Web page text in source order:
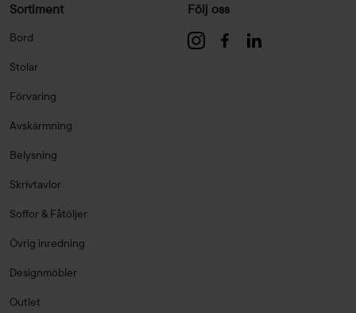
Sortiment
Bord
Stolar
Förvaring
Avskärmning
Belysning
Skrivtavlor
Soffor & Fåtöljer
Övrig inredning
Designmöbler
Outlet
Följ oss